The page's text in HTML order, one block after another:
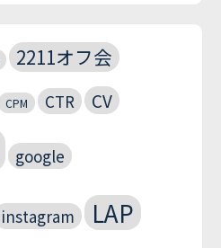
2211オフ会
CPM CTR CV
google
instagram LAP